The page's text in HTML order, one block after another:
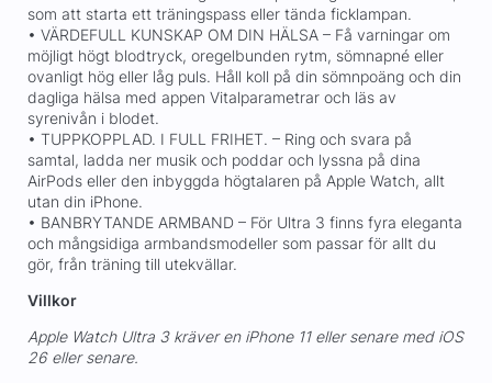
som att starta ett träningspass eller tända ficklampan.
• VÄRDEFULL KUNSKAP OM DIN HÄLSA – Få varningar om
möjligt högt blodtryck, oregelbunden rytm, sömnapné eller
ovanligt hög eller låg puls. Håll koll på din sömnpoäng och din
dagliga hälsa med appen Vitalparametrar och läs av
syrenivån i blodet.
• TUPPKOPPLAD. I FULL FRIHET. – Ring och svara på
samtal, ladda ner musik och poddar och lyssna på dina
AirPods eller den inbyggda högtalaren på Apple Watch, allt
utan din iPhone.
• BANBRYTANDE ARMBAND – För Ultra 3 finns fyra eleganta
och mångsidiga armbandsmodeller som passar för allt du
gör, från träning till utekvällar.
Villkor
Apple Watch Ultra 3 kräver en iPhone 11 eller senare med iOS
26 eller senare.